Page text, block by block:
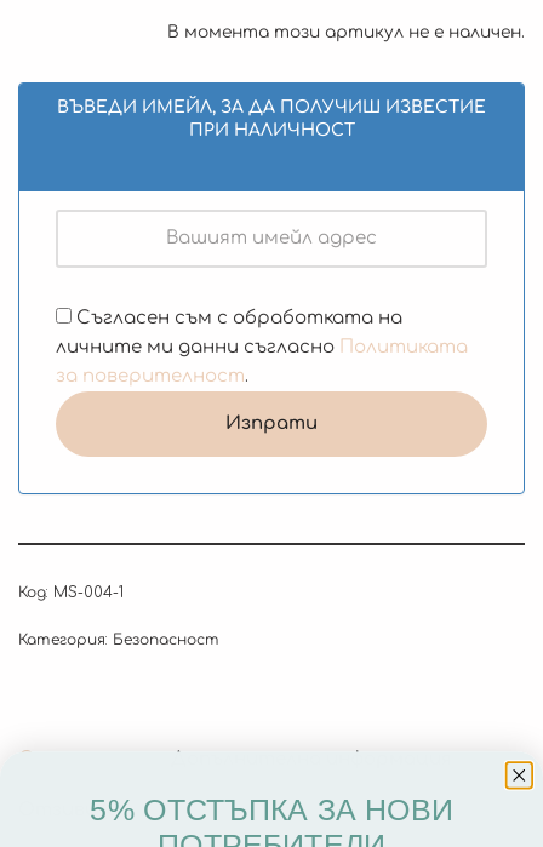
В момента този артикул не е наличен.
ВЪВЕДИ ИМЕЙЛ, ЗА ДА ПОЛУЧИШ ИЗВЕСТИЕ
ПРИ НАЛИЧНОСТ
Съгласен съм с обработката на
личните ми данни съгласно Политиката
за поверителност.
Код: MS-004-1
Категория: Безопасност
Описание Допълнителна информация
Отзиви (0)5% ОТСТЪПКА ЗА НОВИ